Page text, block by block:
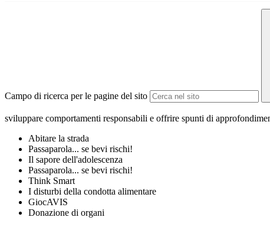
Campo di ricerca per le pagine del sito
sviluppare comportamenti responsabili e offrire spunti di
Abitare la strada
Passaparola... se bevi rischi!
Il sapore dell'adolescenza
Passaparola... se bevi rischi!
Think Smart
I disturbi della condotta alimentare
GiocAVIS
Donazione di organi